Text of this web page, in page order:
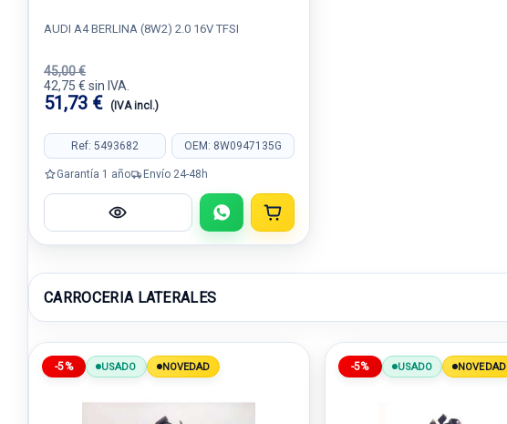
AUDI A4 BERLINA (8W2) 2.0 16V TFSI
45,00 €
42,75 € sin IVA.
51,73 € (IVA incl.)
Ref: 5493682 OEM: 8W0947135G
Garantía 1 año Envío 24-48h
CARROCERIA LATERALES
-5% USADO NOVEDAD -5% USADO NOVEDAD